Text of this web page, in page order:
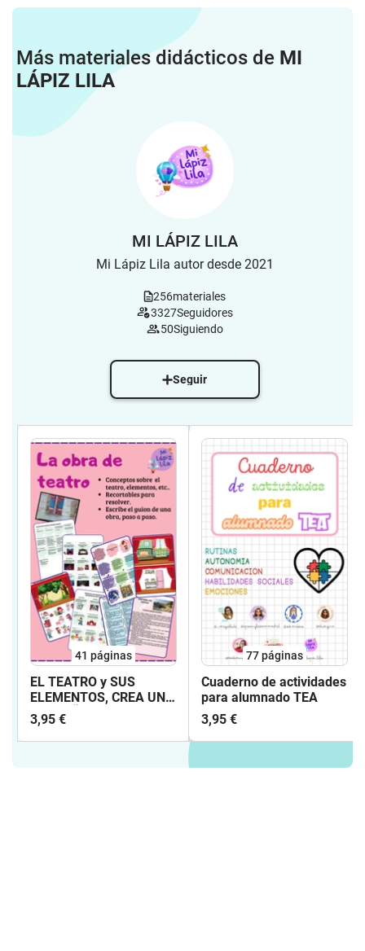
Más materiales didácticos de MI
LÁPIZ LILA
MI LÁPIZ LILA
Mi Lápiz Lila autor desde 2021
256materiales
3327Seguidores
50Siguiendo
Seguir
41 páginas
EL TEATRO y SUS
ELEMENTOS, CREA UN
PEQUEÑO GUION
TEATRAL
3,95 €
77páginas
Cuaderno de actividades
para alumnado TEA
3,95 €